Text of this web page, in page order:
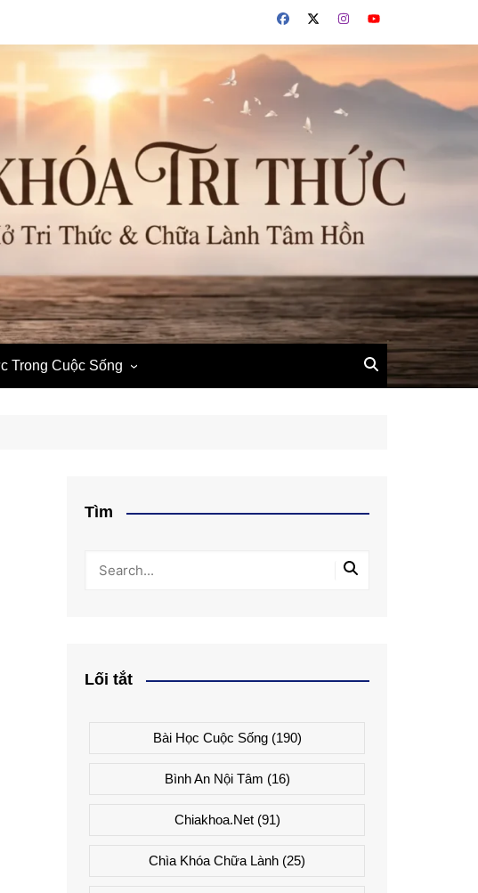
Trong Cuộc Sống
Tìm
Lối tắt
Bài Học Cuộc Sống(190)
Bình An Nội Tâm (16)
Chiakhoa.net(91)
Chìa Khóa Chữa Lành (25)